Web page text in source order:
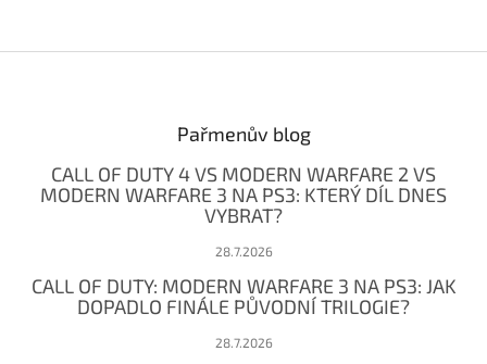
Pařmenův blog
CALL OF DUTY 4 VS MODERN WARFARE 2 VS
MODERN WARFARE 3 NA PS3: KTERÝ DÍL DNES
VYBRAT?
28.7.2026
CALL OF DUTY: MODERN WARFARE 3 NA PS3: JAK
DOPADLO FINÁLE PŮVODNÍ TRILOGIE?
28.7.2026